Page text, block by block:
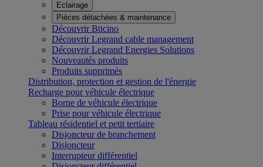
Eclairage
Pièces détachées & maintenance
Découvrir Bticino
Découvrir Legrand cable management
Découvrir Legrand Energies Solutions
Nouveautés produits
Produits supprimés
Distribution, protection et gestion de l'énergie
Recharge pour véhicule électrique
Borne de véhicule électrique
Prise pour véhicule électrique
Tableau résidentiel et petit tertiaire
Disjoncteur de branchement
Disjoncteur
Interrupteur différentiel